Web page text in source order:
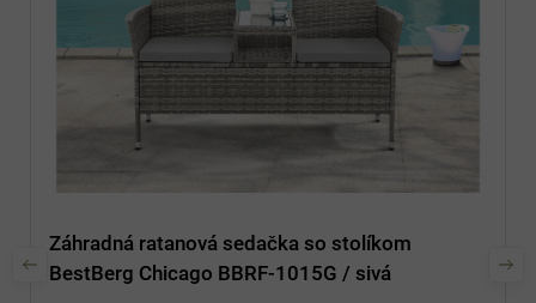
Záhradná ratanová sedačka so stolíkom
BestBerg Chicago BBRF-1015G / sivá